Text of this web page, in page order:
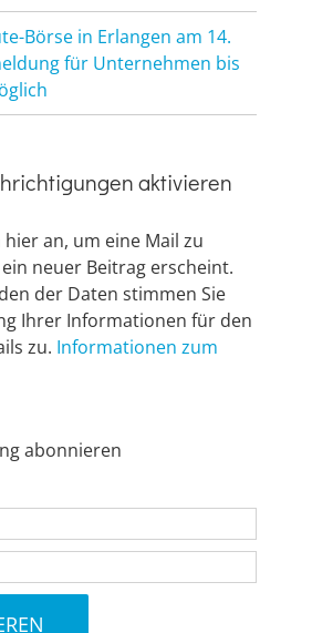
Börse in Erlangen am 14.
für Unternehmen bis
aktivieren
hier an, um eine Mail zu
neuer Beitrag erscheint.
der Daten stimmen Sie
Ihrer Informationen für den
zu. Informationen zum
abonnieren